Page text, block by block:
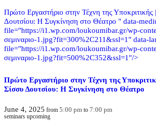
Πρώτο Εργαστήριο στην Τέχνη της
Δουτσίου: Η Συγκίνηση στο Θέατρο " data-
file="https://i1.wp.com/loukoumibar.gr/wp-
σεμιναριο-1.jpg?fit=300%2C211&ssl=1" data-
file="https://i1.wp.com/loukoumibar.gr/wp-
σεμιναριο-1.jpg?fit=500%2C352&ssl=1"/>
Πρώτο Εργαστήριο στην Τέχνη της
Σίσσυ Δουτσίου: Η Συγκίνηση στο Θέατρο
June 4, 2025 from 5:00 pm to 7:00 pm
seminars upcoming